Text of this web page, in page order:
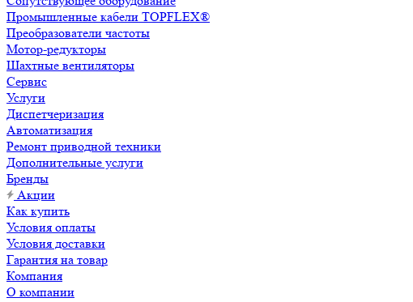
Промышленные кабели TOPFLEX®
Преобразователи частоты
Мотор-редукторы
Шахтные вентиляторы
Сервис
Услуги
Диспетчеризация
Автоматизация
Ремонт приводной техники
Дополнительные услуги
Бренды
Акции
Как купить
Условия оплаты
Условия доставки
Гарантия на товар
Компания
О компании